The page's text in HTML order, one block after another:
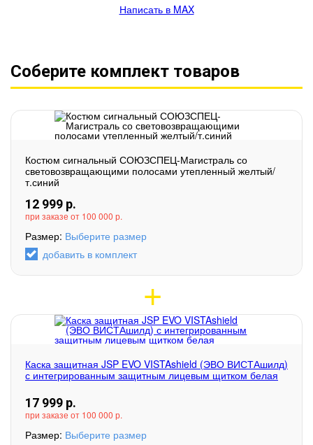
Написать в MAX
Соберите комплект товаров
Костюм сигнальный СОЮЗСПЕЦ-Магистраль со
световозвращающими полосами утепленный желтый/
т.синий
12 999 р.
при заказе от 100 000 р.
Размер: Выберите размер
добавить в комплект
Каска защитная JSP EVO VISTAshield (ЭВО ВИСТАшилд)
с интегрированным защитным лицевым щитком белая
17 999 р.
при заказе от 100 000 р.
Размер: Выберите размер